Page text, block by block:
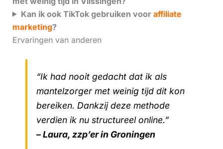
Kan ik ook TikTok gebruiken voor affiliate
marketing?
Ervaringen van anderen
“Ik had nooit gedacht dat ik als
mantelzorger met weinig tijd dit kon
bereiken. Dankzij deze methode
verdien ik nu structureel online.”
– Laura, zzp’er in Groningen